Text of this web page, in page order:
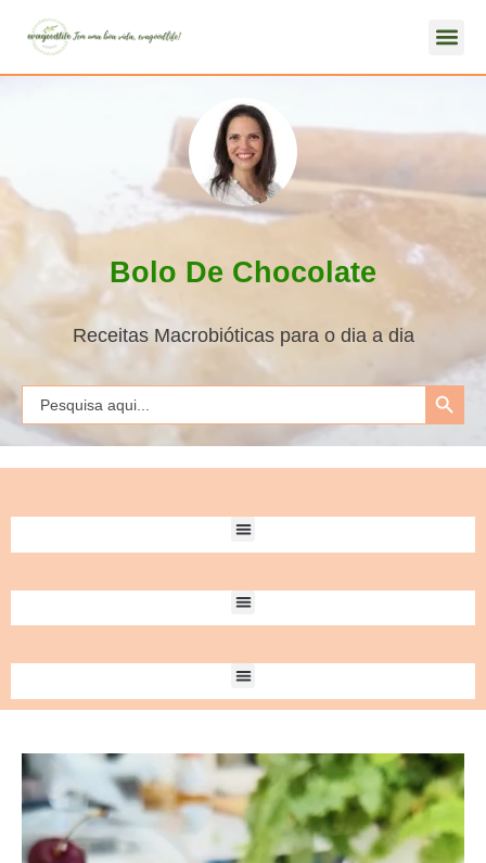
Bolo De Chocolate
Receitas Macrobióticas para o dia a dia
Search
for:
Search Button